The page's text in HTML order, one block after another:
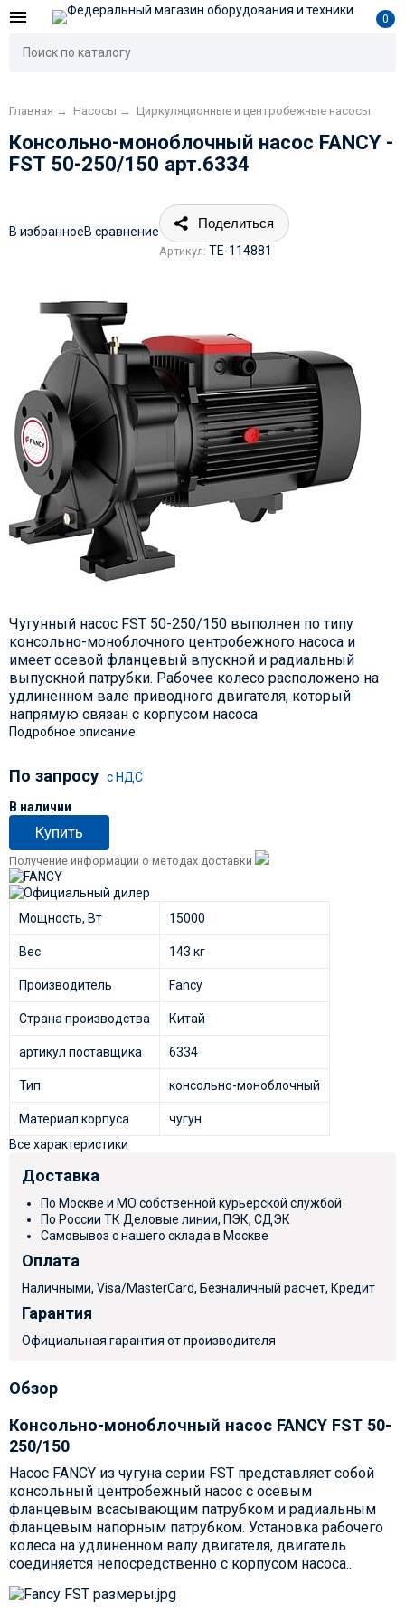
0
Главная → Насосы → Циркуляционные и центробежные насосы
Консольно-моноблочный насос FANCY -
FST 50-250/150 арт.6334
В избранноеВ сравнение
Поделиться
Артикул: TE-114881
Чугунный насос FST 50-250/150 выполнен по типу
консольно-моноблочного центробежного насоса и
имеет осевой фланцевый впускной и радиальный
выпускной патрубки. Рабочее колесо расположено на
удлиненном вале приводного двигателя, который
напрямую связан с корпусом насоса
Подробное описание
По запросу с НДС
В наличии
Купить
Получение информации о методах доставки
Мощность, Вт 15000
Вес 143 кг
Производитель Fancy
Страна производства Китай
артикул поставщика 6334
Тип консольно-моноблочный
Материал корпуса
чугун
Все характеристики
Доставка
По Москве и МО собственной курьерской службой
По России ТК Деловые линии, ПЭК, СДЭК
Самовывоз с нашего склада в Москве
Оплата
Наличными, Visa/MasterCard, Безналичный расчет, Кредит
Гарантия
Официальная гарантия от производителя
Обзор
Консольно-моноблочный насос FANCY FST 50-
250/150
Насос FANCY из чугуна серии FST представляет собой
консольный центробежный насос с осевым
фланцевым всасывающим патрубком и радиальным
фланцевым напорным патрубком. Установка рабочего
колеса на удлиненном валу двигателя, двигатель
соединяется непосредственно с корпусом насоса..